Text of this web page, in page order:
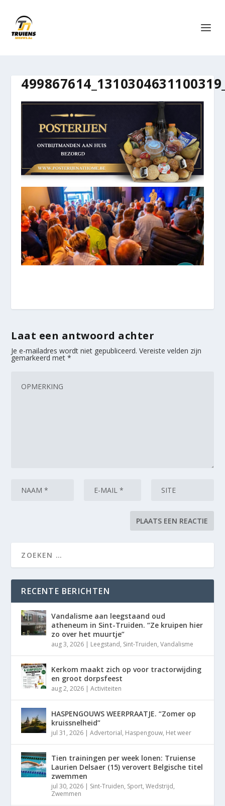
Laat een antwoord achter
Je e-mailadres wordt niet gepubliceerd. Vereiste velden zijn
gemarkeerd met*
RECENTE BERICHTEN
Vandalisme aan leegstaand oud
atheneum in Sint-Truiden. “Ze kruipen hier
zo over het muurtje”
aug 3, 2026 | Leegstand, Sint-Truiden,Vandalisme
Kerkom maakt zich op voor tractorwijding
en groot dorpsfeest
aug 2, 2026 |Activiteiten
HASPENGOUWS WEERPRAATJE. “Zomer op
kruissnelheid”
jul 31, 2026 |Advertorial, Haspengouw, Het weer
Tien trainingen per week lonen: Truiense
Laurien Delsaer (15) verovert Belgische titel
zwemmen
jul 30, 2026 | Sint-Truiden, Sport,Wedstrijd,
Zwemmen